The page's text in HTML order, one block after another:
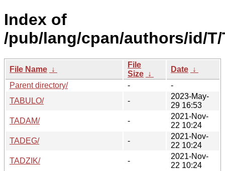
Index of
/pub/lang/cpan/authors/id/T/
File Name ↓
File
Size ↓
Date ↓
Parent directory/
-
-
TABULO/
-
2023-May-
29 16:53
TADAM/
-
2021-Nov-
22 10:24
TADEG/
-
2021-Nov-
22 10:24
TADZIK/
-
2021-Nov-
22 10:24